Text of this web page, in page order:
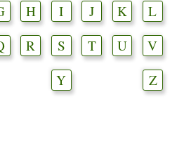
H I J K
L
R S T U
V
Y Z